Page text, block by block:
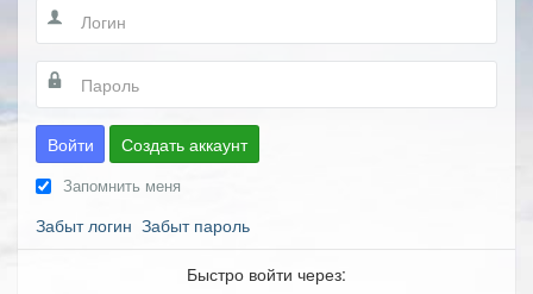
Войти Создать аккаунт
Запомнить меня
Забыт логин Забыт пароль
Быстро войти через: